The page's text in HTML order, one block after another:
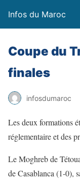
Infos du Maroc
Coupe du
finales
infosdumaroc
Les deux formations
réglementaire et des
Le Moghreb de
de Casablanca (1-0),